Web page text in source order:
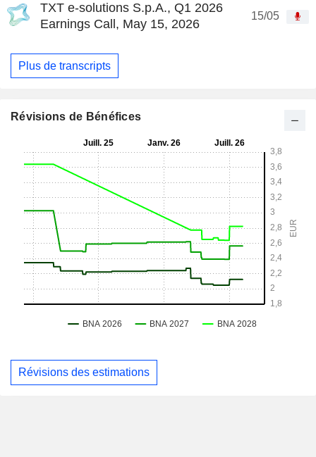
TXT e-solutions S.p.A., Q1 2026
Earnings Call, May 15, 2026
15/05
Plus de transcripts
Révisions de Bénéfices
Révisions des estimations